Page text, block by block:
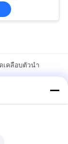
เคลือบตัวนำ
ดลวดมอเตอร์
องแดงเคลือบฟัน